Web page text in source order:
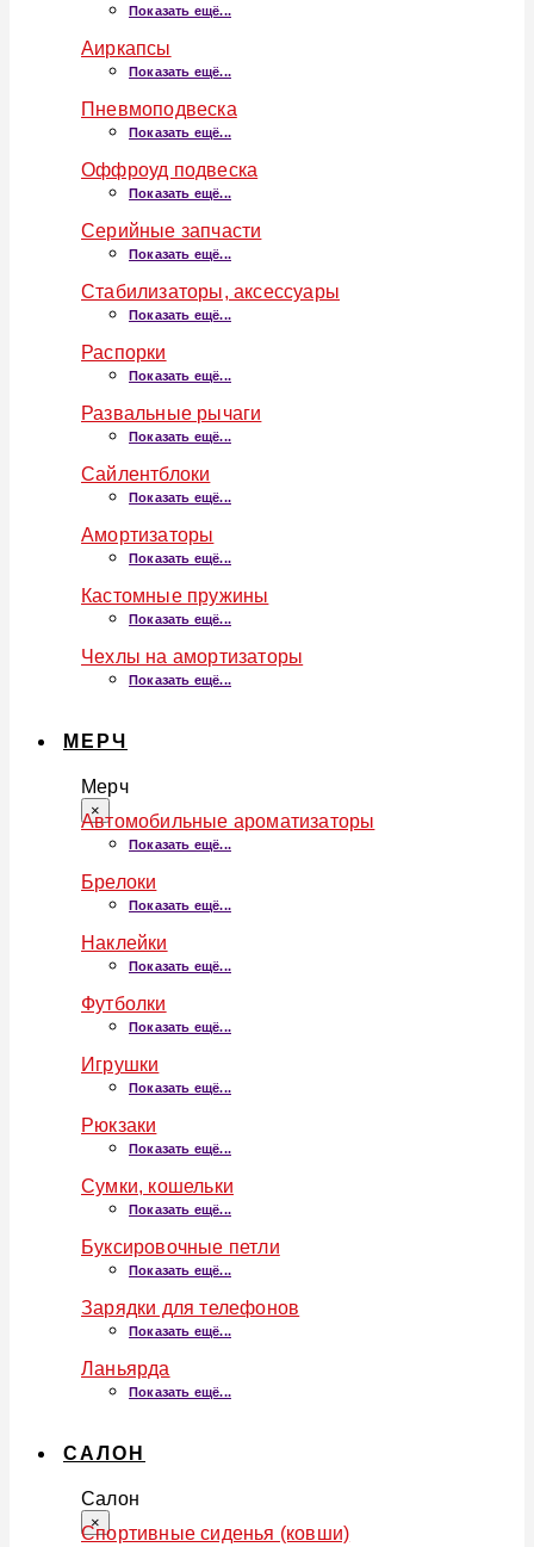
Показать ещё...
Аиркапсы
Показать ещё...
Пневмоподвеска
Показать ещё...
Оффроуд подвеска
Показать ещё...
Серийные запчасти
Показать ещё...
Стабилизаторы, аксессуары
Показать ещё...
Распорки
Показать ещё...
Развальные рычаги
Показать ещё...
Сайлентблоки
Показать ещё...
Амортизаторы
Показать ещё...
Кастомные пружины
Показать ещё...
Чехлы на амортизаторы
Показать ещё...
МЕРЧ
Мерч
×
Автомобильные ароматизаторы
Показать ещё...
Брелоки
Показать ещё...
Наклейки
Показать ещё...
Футболки
Показать ещё...
Игрушки
Показать ещё...
Рюкзаки
Показать ещё...
Сумки, кошельки
Показать ещё...
Буксировочные петли
Показать ещё...
Зарядки для телефонов
Показать ещё...
Ланьярда
Показать ещё...
САЛОН
Салон
×
Спортивные сиденья (ковши)